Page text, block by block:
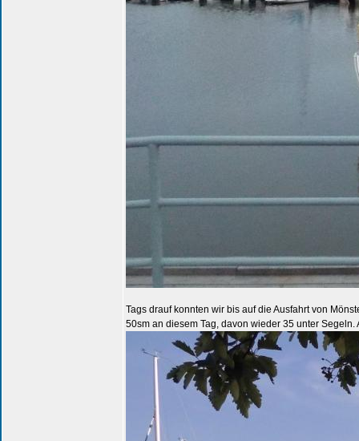
Tags drauf konnten wir bis auf die Ausfahrt von
50sm an diesem Tag, davon wieder 35 unter